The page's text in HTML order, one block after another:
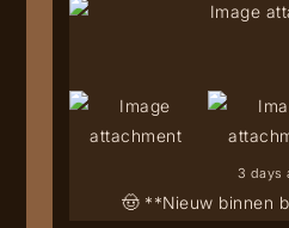
🤠 **Nieuw binnen
3 days